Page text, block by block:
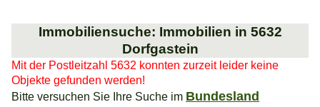
Immobiliensuche: Immobilien in 5632
Dorfgastein
Mit der Postleitzahl 5632 konnten zurzeit leider keine
Objekte gefunden werden!
Bitte versuchen Sie Ihre Suche im Bundesland